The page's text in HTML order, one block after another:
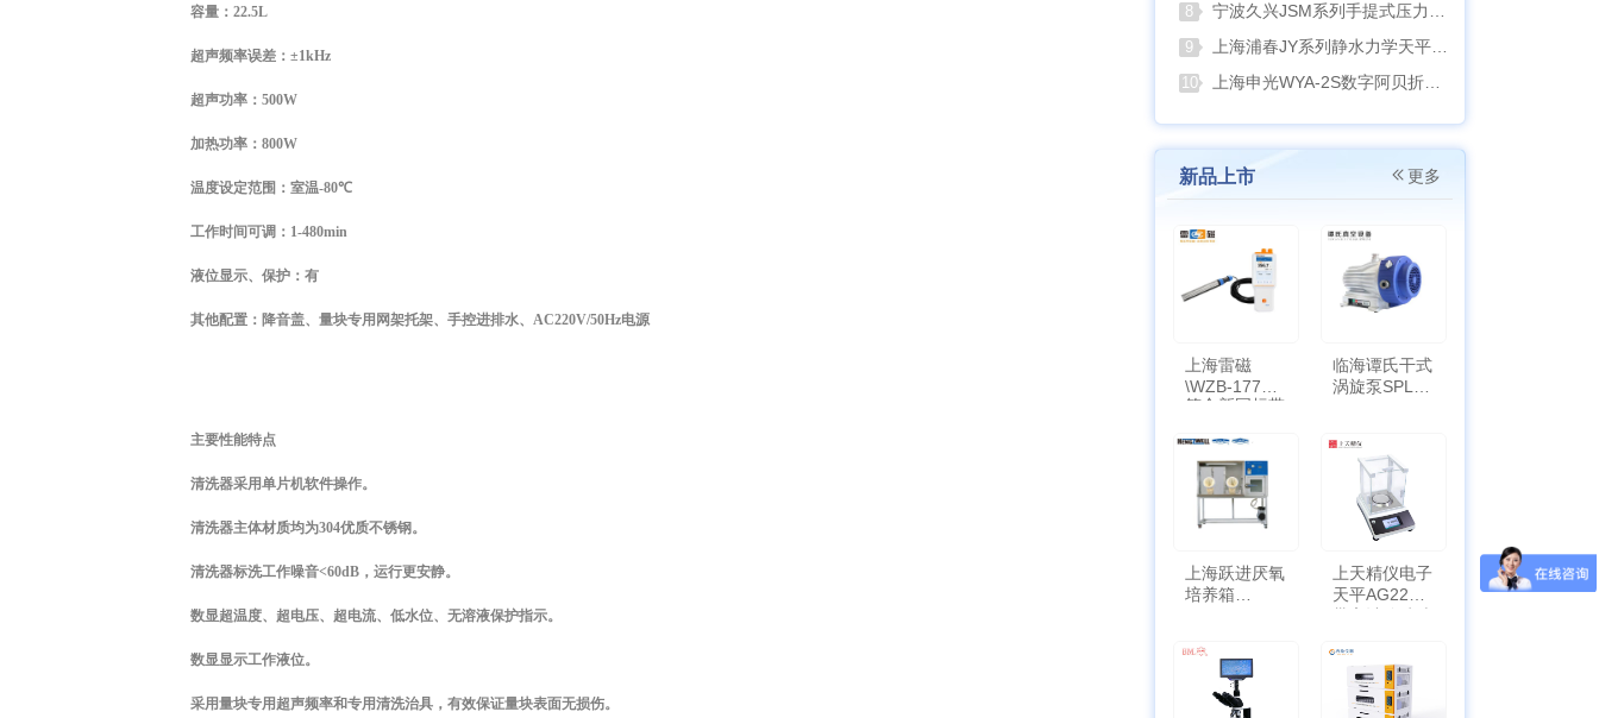
容量： 22.5L
超声频率误差：±1kHz
超声功率： 500W
加热功率： 800W
温度设定范围：室温-80℃
工作时间可调： 1-480min
液位显示、保护：有
其他配置：降音盖、量块专用网架托架、手控进排水、 AC220V/50Hz电源
主要性能特点
清洗器采用单片机软件操作。
清洗器主体材质均为304优质不锈钢。
清洗器标洗工作噪音<60dB ，运行更安静。
数显超温度、超电压、超电流、低水位、无溶液保护指示。
数显显示工作液位。
采用量块专用超声频率和专用清洗治具，有效保证量块表面无损伤。
8 宁波久兴JSM系列手提式压力蒸汽灭菌器：安全高效的实验室灭菌利器
9 上海浦春JY系列静水力学天平：工程与科研领域的精准密度测试利器
10 上海申光WYA-2S数字阿贝折射仪与低温恒温槽组合应用方案
新品上市 更多
上海雷磁
\WZB-177Y
符合新国标带
临海谭氏干式
涡旋泵SPL-
上海跃进厌氧
培养箱
上天精仪电子
天平AG2255